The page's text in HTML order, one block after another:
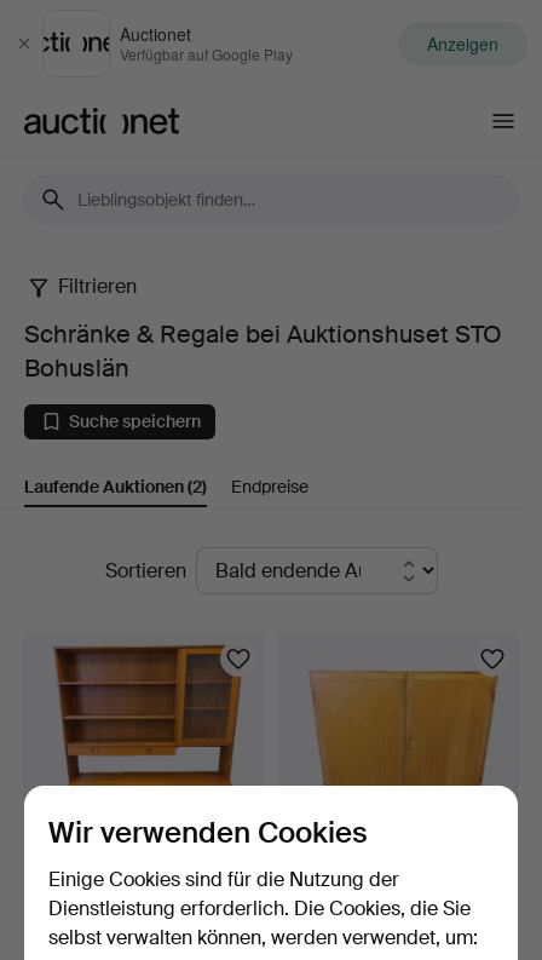
Schließen
Auctionet
Verfügbar auf Google Play Anzeigen
Schränke
Regale
bei
Bohuslän
Filtrieren
Schränke & Regale bei Auktionshuset STO
Bohuslän
Suche speichern
Laufende Auktionen(2) Endpreise
LaufendeSortieren
VITRINENSCHRANK /
REGAL, 2-teilig, Teak, M…
8 Tage
SCHRANK, Swedish
modern-Stil, 1940er/50er …
8 Tage
Wir verwenden Cookies
Einige Cookies sind für die Nutzung der
Dienstleistung erforderlich. Die Cookies, die Sie
selbst verwalten können, werden verwendet, um: